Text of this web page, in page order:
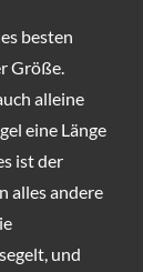
besten
Größe.
alleine
eine Länge
ist der
alles andere
und